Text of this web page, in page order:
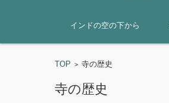
インドの空の下から
TOP > 寺の歴史
寺の歴史